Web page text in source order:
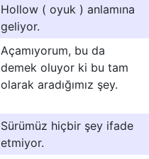
Hollow ( oyuk ) anlamına
geliyor.
Açamıyorum, bu da
demek oluyor ki bu tam
olarak aradığımız şey.
Sürümüz hiçbir şey ifade
etmiyor.